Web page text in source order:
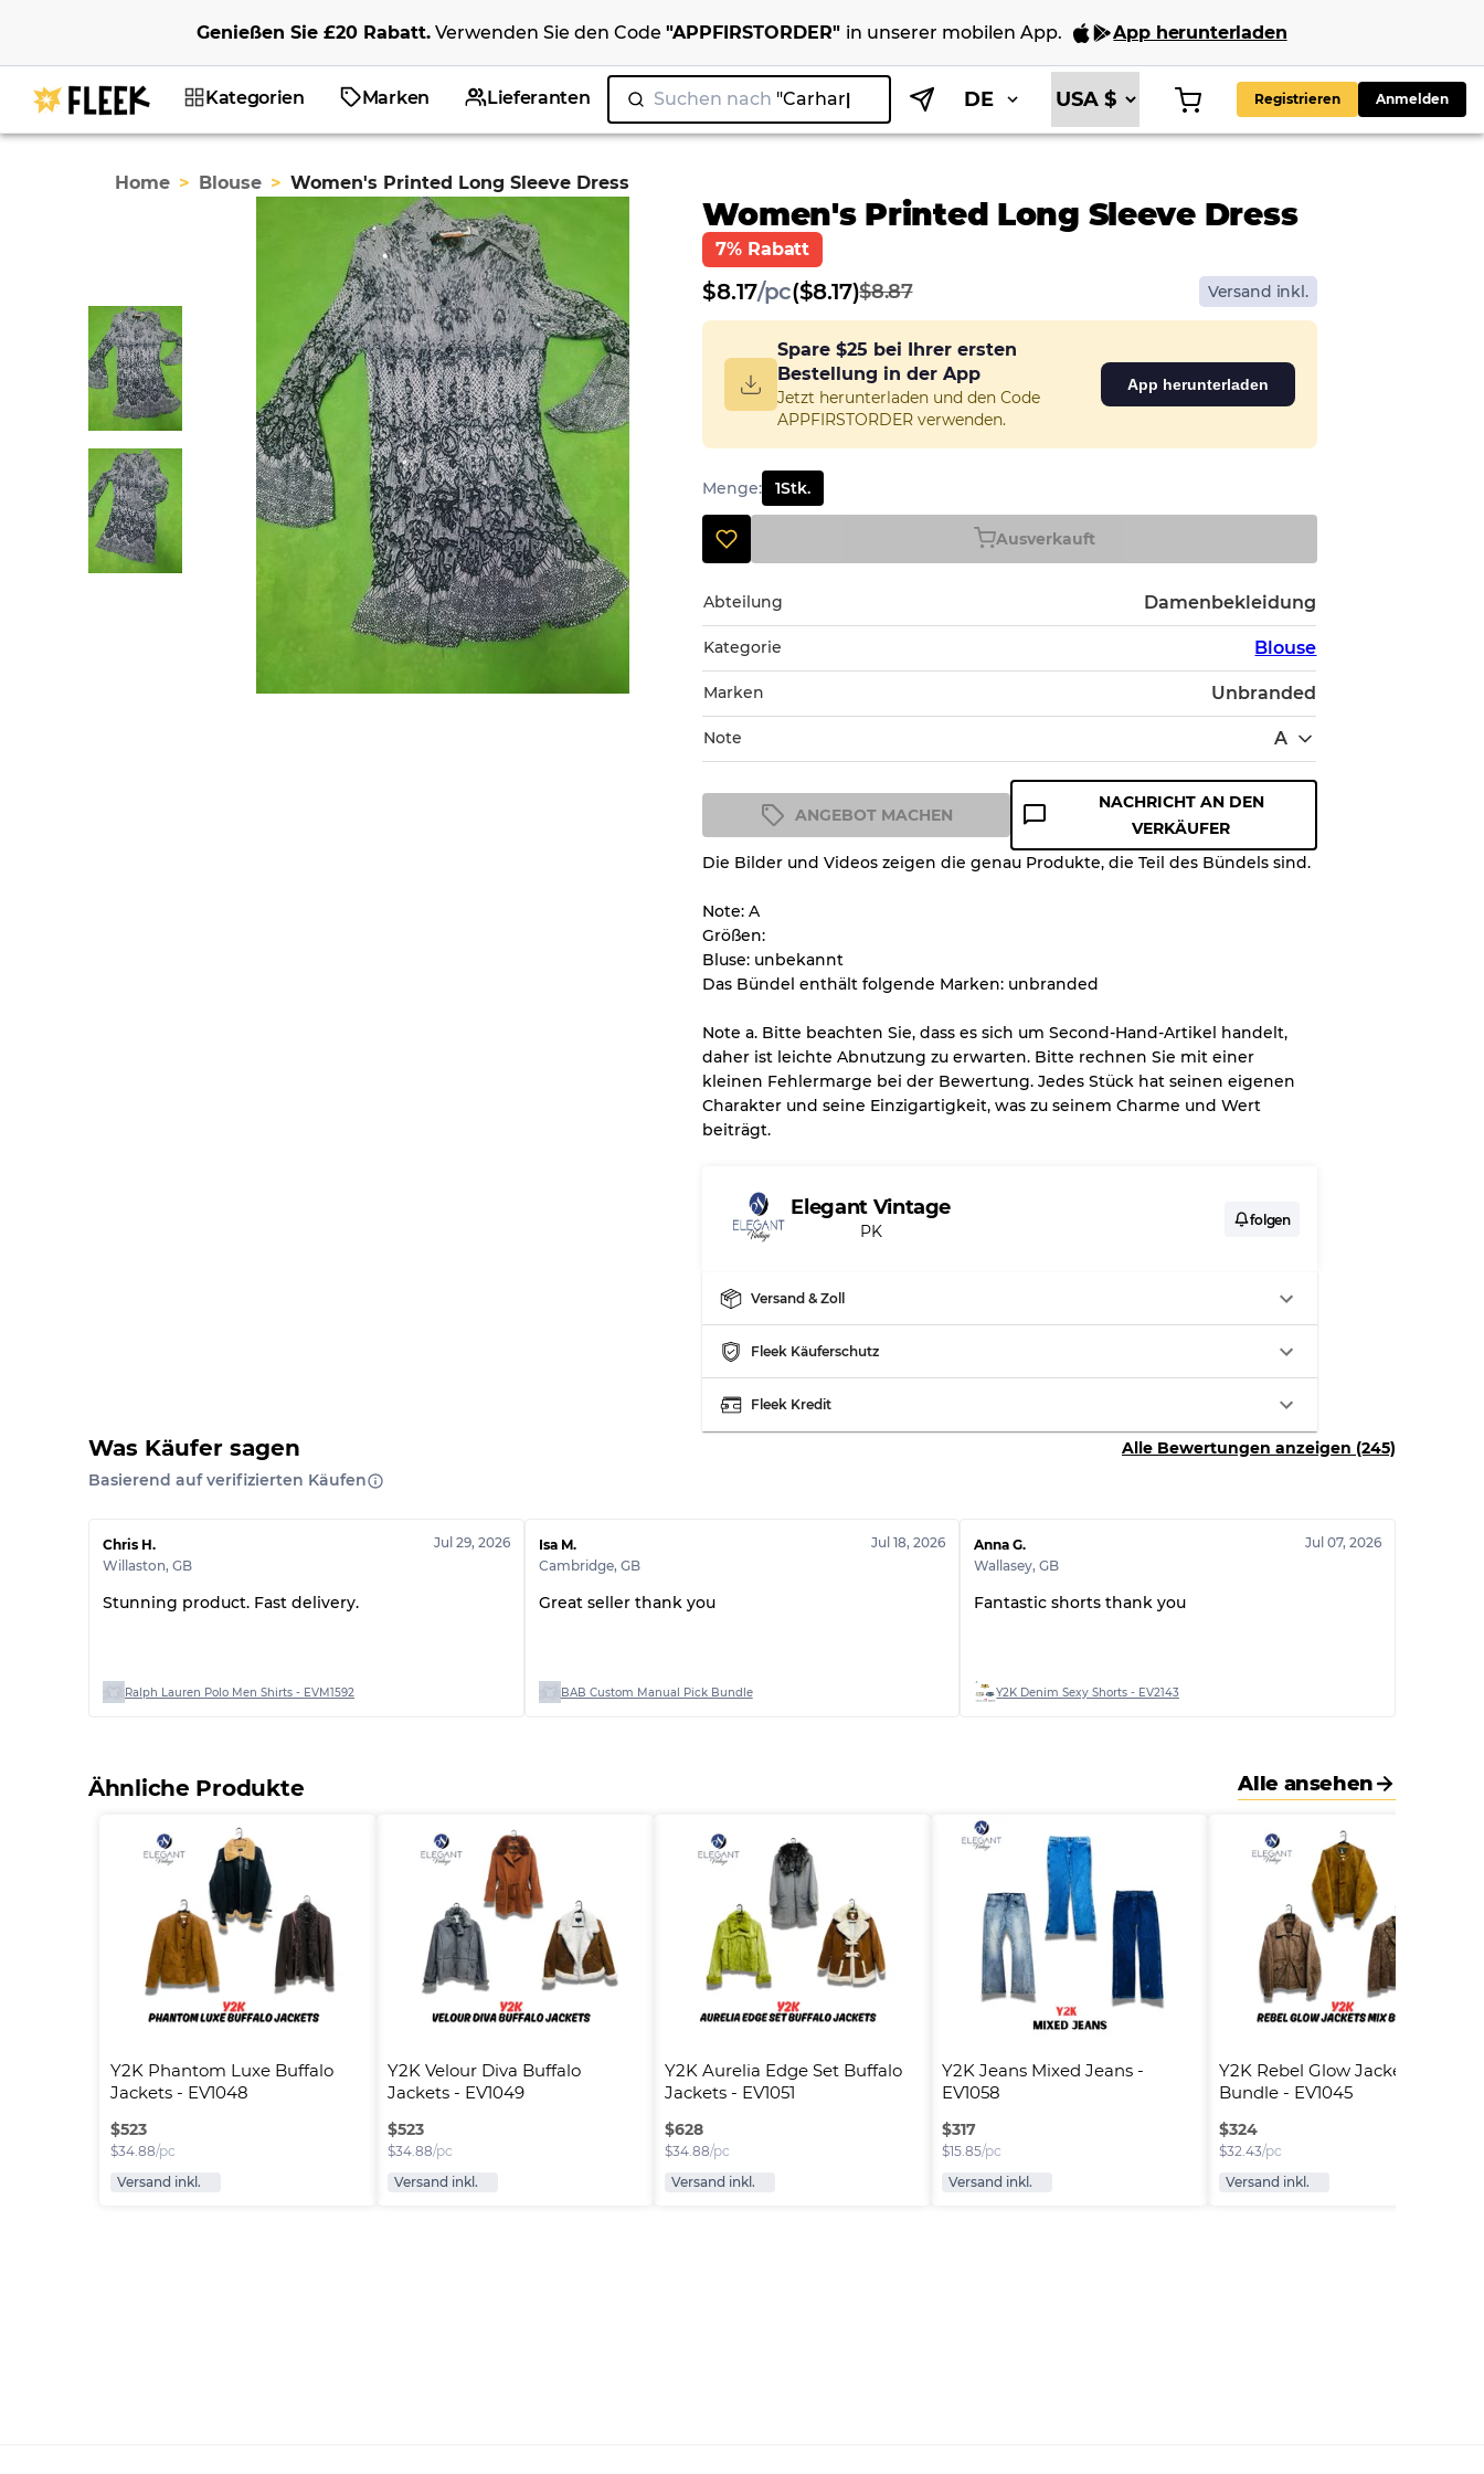
Genießen Sie£20 Rabatt. Verwenden Sie den Code"APPFIRSTORDER" in unserer mobilen App. App herunterladen
Kategorien Marken Lieferanten Suchen nach "N DE Registrieren Anmelden
Home > Blouse > Women's Printed Long Sleeve Dress
Women's Printed Long Sleeve Dress
7% Rabatt
$8.17/pc($8.17)$8.87 Versand inkl.
Spare $25 bei Ihrer ersten
Bestellung in der App
Jetzt herunterladen und den Code
APPFIRSTORDER verwenden.
App herunterladen
Menge: 1Stk.
Ausverkauft
Abteilung Damenbekleidung
Kategorie Blouse
Marken Unbranded
Note A
Zustandsrichtlinie
Alle Produkte enthalten eine Qualitätsstufe, damit Sie den
Zustand und das Aussehen jedes Artikels vor dem Kauf
Es gibt eine Fehlermarge von bis zu10%aufgrund des
Unser 3-Stufen-System
Note BLeicht gebraucht
Aufteilung für gemischte Ratios
70% A, 30% B
ANGEBOT MACHEN
NACHRICHT AN DEN
VERKÄUFER
Die Bilder und Videos zeigen die genau Produkte, die Teil des Bündels sind.
Note: A
Größen:
Bluse: unbekannt
Das Bündel enthält folgende Marken: unbranded
Note a. Bitte beachten Sie, dass es sich um Second-Hand-Artikel handelt,
daher ist leichte Abnutzung zu erwarten. Bitte rechnen Sie mit einer
kleinen Fehlermarge bei der Bewertung. Jedes Stück hat seinen eigenen
Charakter und seine Einzigartigkeit, was zu seinem Charme und Wert
beiträgt.
Elegant Vintage
PK
folgen
Versand & Zoll
Fleek Käuferschutz
Fleek Kredit
Was Käufer sagen
Alle Bewertungen anzeigen (245)
Basierend auf verifizierten Käufen
Chris H.
Willaston, GB
Jul 29, 2026
Stunning product. Fast delivery.
Ralph Lauren Polo Men Shirts - EVM1592
Isa M.
Cambridge, GB
Jul 18, 2026
Great seller thank you
BAB Custom Manual Pick Bundle
Anna G.
Wallasey,GB
Jul 07, 2026
Fantastic shorts thank you
Y2K Denim Sexy Shorts - EV2143
Ähnliche Produkte Alle ansehen
Y2K Phantom Luxe Buffalo
Jackets - EV1048
$523
$34.88/pc
Versand inkl.
Y2K Velour Diva Buffalo
Jackets - EV1049
$523
$34.88/pc
Versand inkl.
Y2K Aurelia Edge Set Buffalo
Jackets - EV1051
$628
$34.88/pc
Versand inkl.
Y2K Jeans Mixed Jeans -
EV1058
$317
$15.85/pc
Versand inkl.
Y2K Rebel Glow Jacket Mix
Bundle - EV1045
$324
$32.43/pc
Versand inkl.